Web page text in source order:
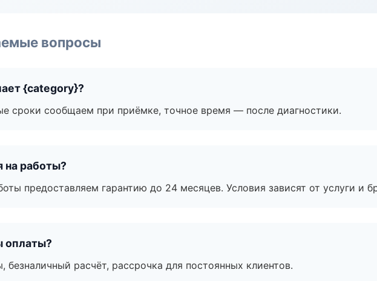
вопросы
{category}?
сроки сообщаем при приёмке, точное время — после диагностики.
на работы?
предоставляем гарантию до 24 месяцев. Условия зависят от услуги и
оплаты?
безналичный расчёт, рассрочка для постоянных клиентов.